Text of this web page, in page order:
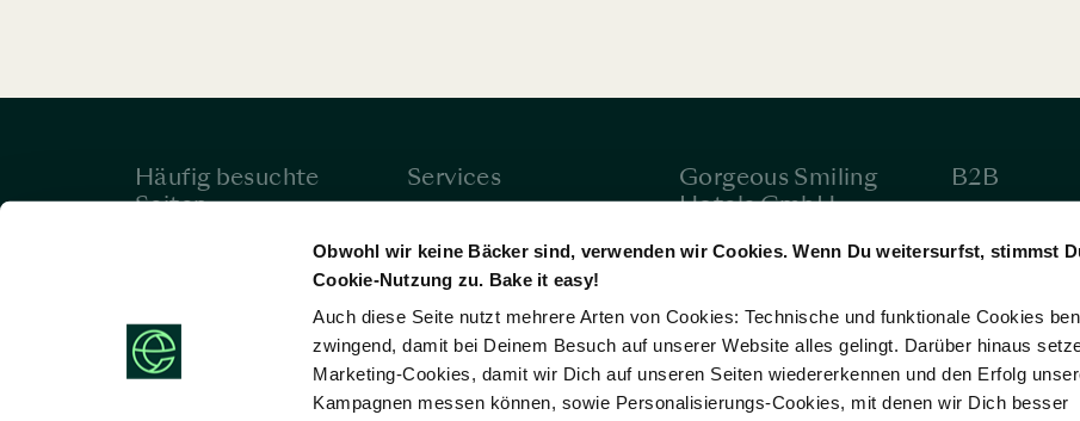
Obwohl wir keine Bäcker sind, verwenden wir Cookies. Wenn Du weitersurfst, stimmst
Cookie-Nutzung zu. Bake it easy!
Auch diese Seite nutzt mehrere Arten von Cookies: Technische und funktionale Cookies
zwingend, damit bei Deinem Besuch auf unserer Website alles gelingt. Darüber hinaus
Marketing-Cookies, damit wir Dich auf unseren Seiten wiedererkennen und den Erfolg
Kampagnen messen können, sowie Personalisierungs-Cookies, mit denen wir Dich besser
Häufig besuchte
Seiten
Meetings & Events
Stellenangebote
Services
bearbeiten
Hilfe & Kontakt
Gorgeous Smiling
Hotels GmbH
Über uns
Presse
B2B
Reisebüros &
Meetings &